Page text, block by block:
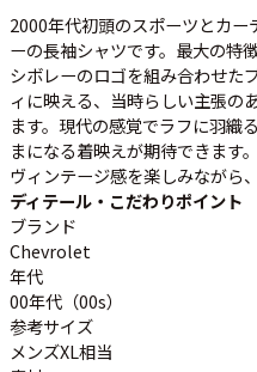
特定商取引法に基づく表示
プライバシーポリシー
お問い合わせ
2000年代初頭のスポーツとカ
ーの長袖シャツです。最大の特
シボレーのロゴを組み合わせた
ィに映える、当時らしい主張の
ます。現代の感覚でラフに羽織
まになる着映えが期待できます
ヴィンテージ感を楽しみながら
ディテール・こだわりポイント
ブランド
Chevrolet
年代
00年代（00s）
参考サイズ
メンズXL相当